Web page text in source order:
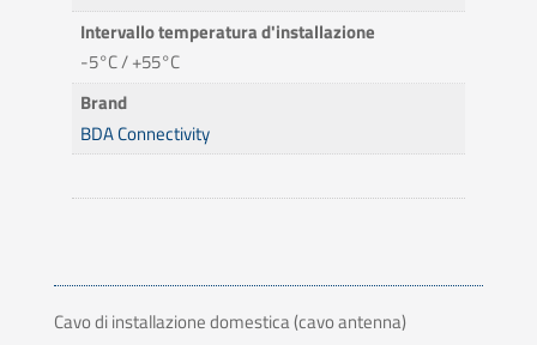
Intervallo temperatura d'installazione
-5°C / +55°C
Brand
BDA Connectivity
Cavo di installazione domestica (cavo antenna)